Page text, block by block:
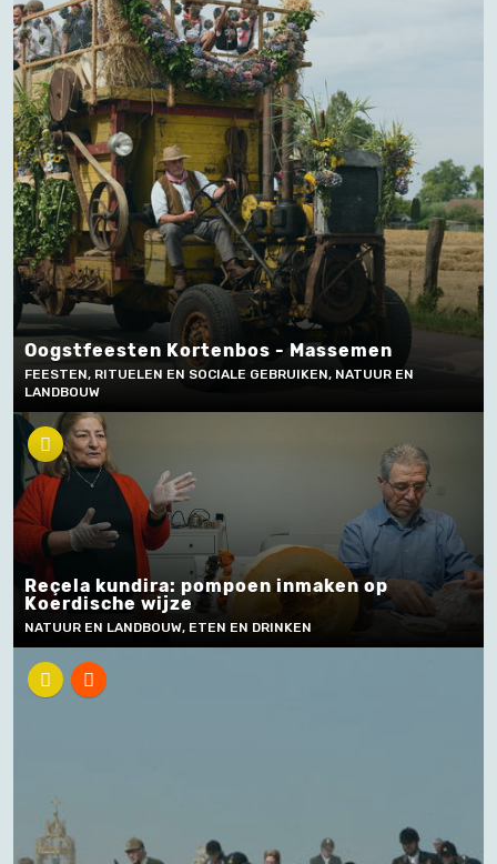
Oogstfeesten Kortenbos - Massemen
FEESTEN, RITUELEN EN SOCIALE GEBRUIKEN, NATUUR EN
LANDBOUW
Reçela kundira: pompoen inmaken op
Koerdische wijze
NATUUR EN LANDBOUW, ETEN EN DRINKEN